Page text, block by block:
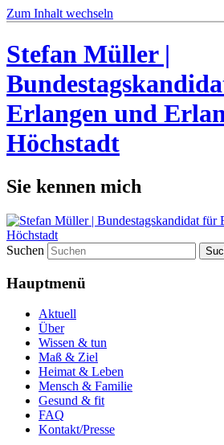
Zum Inhalt wechseln
Stefan Müller |
Erlangen und
Höchstadt
Sie kennen mich
Suchen
Hauptmenü
Aktuell
Über
Wissen & tun
Maß & Ziel
Heimat & Leben
Mensch & Familie
Gesund & fit
FAQ
Kontakt/Presse